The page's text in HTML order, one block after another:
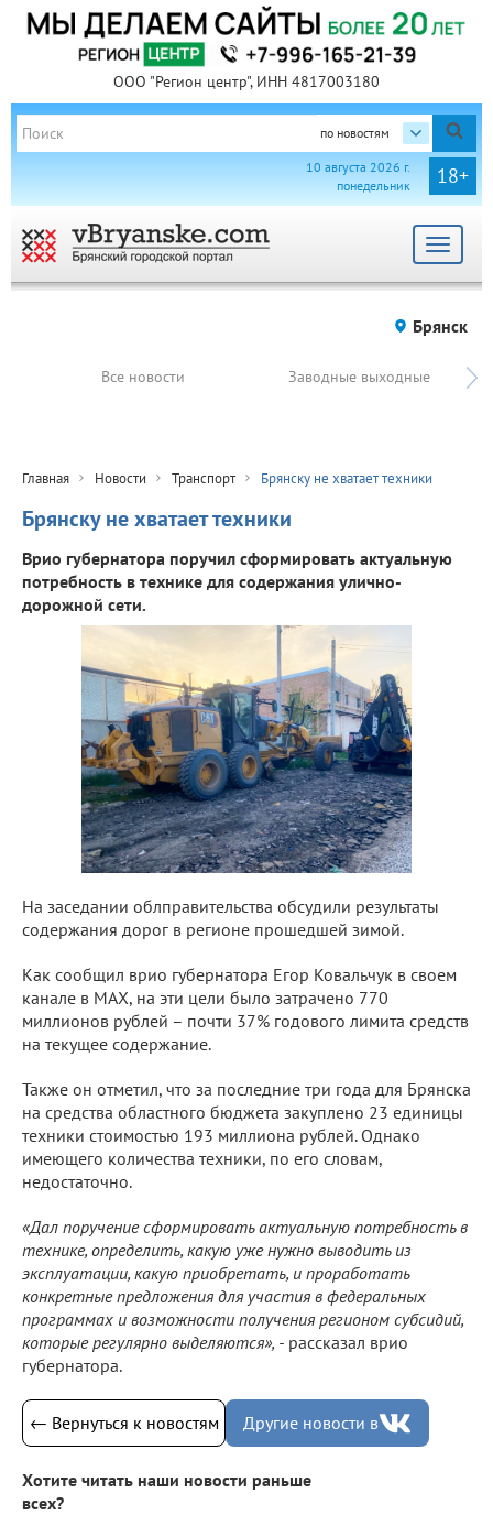
ООО "Регион центр", ИНН 4817003180
по новостям
18+
10 августа 2026 г.
понедельник
Toggle
Брянск
Все новости Заводные выходные
Главная Новости Транспорт Брянску не хватает техники
Брянску не хватает техники
Врио губернатора поручил сформировать актуальную
потребность в технике для содержания улично-
дорожной сети.
На заседании облправительства обсудили результаты
содержания дорог в регионе прошедшей зимой.
Как сообщил врио губернатора Егор Ковальчук в своем
канале в МАХ, на эти цели было затрачено 770
миллионов рублей – почти 37% годового лимита средств
на текущее содержание.
Также он отметил, что за последние три года для Брянска
на средства областного бюджета закуплено 23 единицы
техники стоимостью 193 миллиона рублей. Однако
имеющего количества техники, по его словам,
недостаточно.
«Дал поручение сформировать актуальную потребность в
технике, определить, какую уже нужно выводить из
эксплуатации, какую приобретать, и проработать
конкретные предложения для участия в федеральных
программах и возможности получения регионом субсидий,
которые регулярно выделяются», - рассказал врио
губернатора.
← Вернуться к новостям Другие новости в
Хотите читать наши новости раньше
всех?